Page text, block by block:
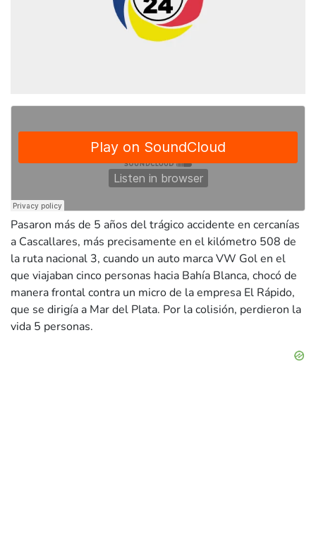
Pasaron más de 5 años del trágico accidente en cercanías
a Cascallares, más precisamente en el kilómetro 508 de
la ruta nacional 3, cuando un auto marca VW Gol en el
que viajaban cinco personas hacia Bahía Blanca, chocó de
manera frontal contra un micro de la empresa El Rápido,
que se dirigía a Mar del Plata. Por la colisión, perdieron la
vida 5 personas.